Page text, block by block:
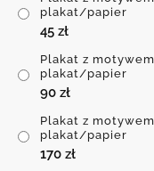
plakat/papier
45 zł
Plakat z
plakat/papier
90 zł
Plakat z
plakat/papier
170 zł